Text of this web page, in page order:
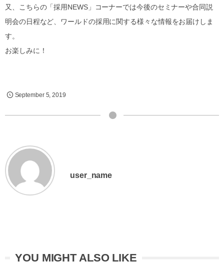
又、こちらの「採用NEWS」コーナーでは今後のセミナーや合同説
明会の日程など、ワールドの採用に関する様々な情報をお届けしま
す。
お楽しみに！
September 5,2019
user_name
YOU MIGHT ALSO LIKE